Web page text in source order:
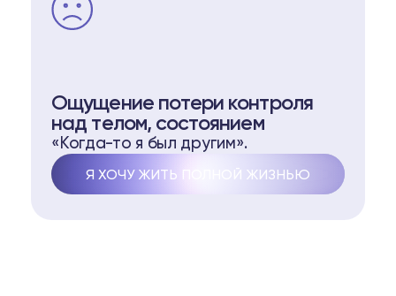
Ощущение потери контроля
над телом, состоянием
«Когда-то я был другим».
Я ХОЧУ ЖИТЬ ПОЛНОЙ ЖИЗНЬЮ